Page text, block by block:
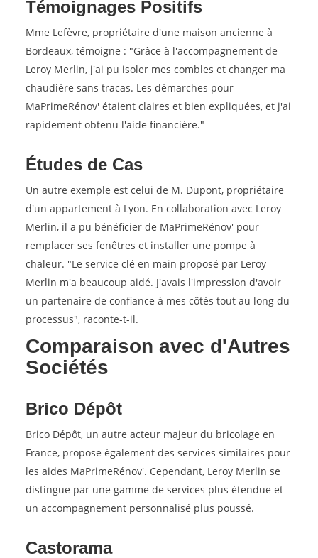
Témoignages Positifs
Mme Lefèvre, propriétaire d'une maison ancienne à
Bordeaux, témoigne : "Grâce à l'accompagnement de
Leroy Merlin, j'ai pu isoler mes combles et changer ma
chaudière sans tracas. Les démarches pour
MaPrimeRénov' étaient claires et bien expliquées, et j'ai
rapidement obtenu l'aide financière."
Études de Cas
Un autre exemple est celui de M. Dupont, propriétaire
d'un appartement à Lyon. En collaboration avec Leroy
Merlin, il a pu bénéficier de MaPrimeRénov' pour
remplacer ses fenêtres et installer une pompe à
chaleur. "Le service clé en main proposé par Leroy
Merlin m'a beaucoup aidé. J'avais l'impression d'avoir
un partenaire de confiance à mes côtés tout au long du
processus", raconte-t-il.
Comparaison avec d'Autres
Sociétés
Brico Dépôt
Brico Dépôt, un autre acteur majeur du bricolage en
France, propose également des services similaires pour
les aides MaPrimeRénov'. Cependant, Leroy Merlin se
distingue par une gamme de services plus étendue et
un accompagnement personnalisé plus poussé.
Castorama